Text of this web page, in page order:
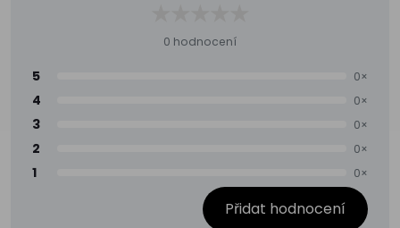
0 hodnocení
5 0×
4 0×
3 0×
2 0×
1 0×
Přidat hodnocení